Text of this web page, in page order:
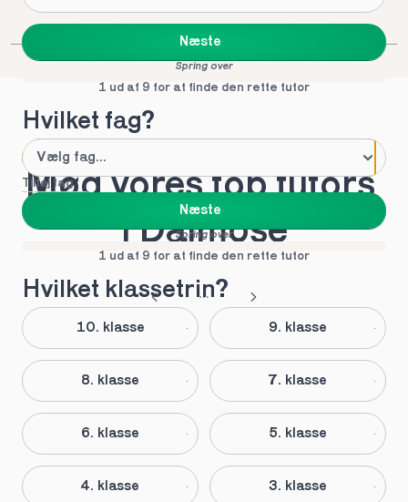
Næste
Spring over
1 ud af 9 for at finde den rette tutor
Hvilket fag?
Tilføj fag
Næste
Spring over
1 ud af 9 for at finde den rette tutor
Hvilket klassetrin?
10. klasse 9. klasse
8. klasse 7. klasse
6. klasse 5. klasse
4. klasse 3. klasse
Mød vores top tutors
i Dalmose